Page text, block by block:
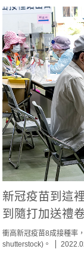
新冠疫苗到這
到隨打加送禮
衝高新冠疫苗8成接種率
shutterstock)。